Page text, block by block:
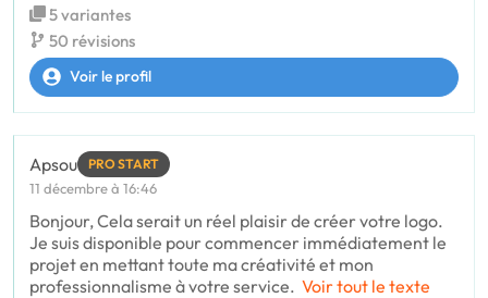
5 variantes
50 révisions
Voir le profil
Apsou PRO START
11 décembre à 16:46
Bonjour, Cela serait un réel plaisir de créer votre logo.
Je suis disponible pour commencer immédiatement le
projet en mettant toute ma créativité et mon
professionnalisme à votre service. Voir tout le texte